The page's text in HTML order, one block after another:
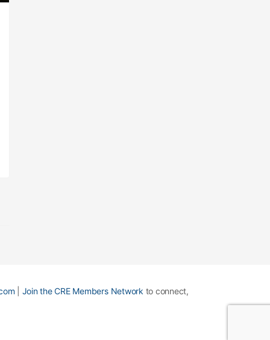
Join the CRE Members Networkto connect,